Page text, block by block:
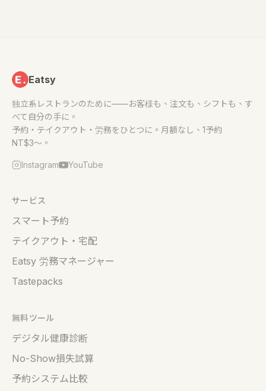
Eatsy
独立系レストランのために——お客様も、注文も、シフトも、す
べて自分の手に。
予約・テイクアウト・労務をひとつに。月額なし、1予約
NT$3〜。
Instagram YouTube
サービス
スマート予約
テイクアウト・宅配
Eatsy 労務マネージャー
Tastepacks
無料ツール
デジタル健康診断
No-Show損失試算
予約システム比較